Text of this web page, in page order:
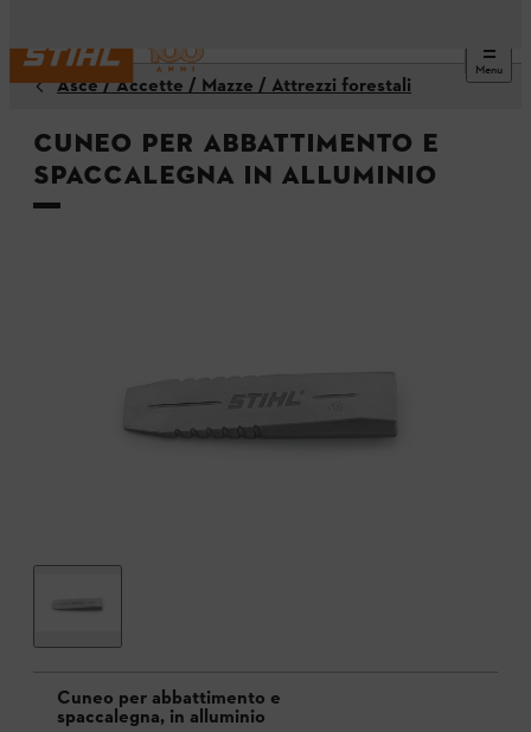
Menu
Asce / Accette / Mazze / Attrezzi forestali
Cuneo per abbattimento e
spaccalegna in alluminio
Cuneo per abbattimento e
spaccalegna, in alluminio